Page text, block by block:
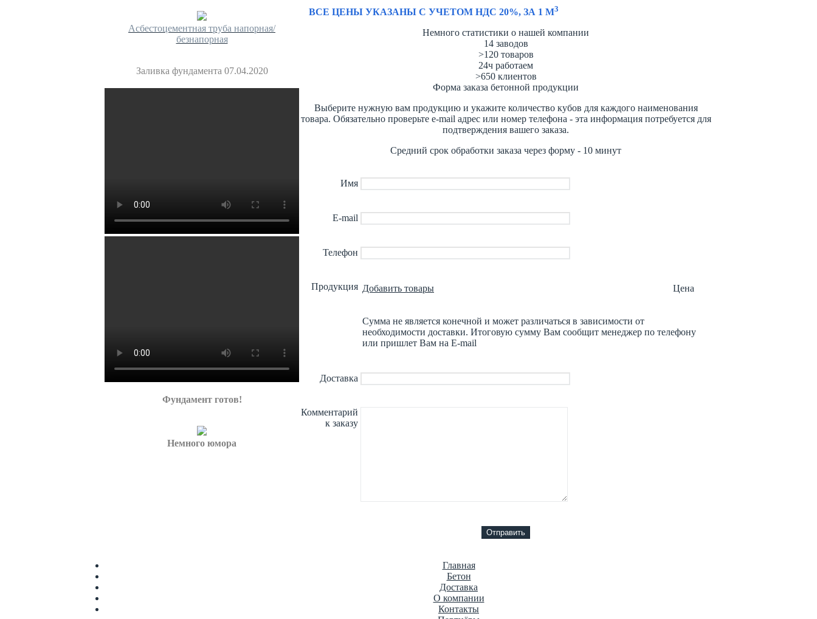
Асбестоцементная труба напорная/
безнапорная
Заливка фундамента 07.04.2020
Фундамент готов!
Немного юмора
ВСЕ ЦЕНЫ УКАЗАНЫ С УЧЕТОМ НДС 20%, ЗА 1 М3
Немного статистики о нашей компании
14 заводов
>120 товаров
24ч работаем
>650 клиентов
Форма заказа бетонной продукции
Выберите нужную вам продукцию и укажите количество кубов для каждого наименования
товара. Обязательно проверьте e-mail адрес или номер телефона - эта информация потребуется для
подтверждения вашего заказа.
Средний срок обработки заказа через форму - 10 минут
Имя
E-mail
Телефон
Продукция Добавить товары Цена
Сумма не является конечной и может различаться в зависимости от
необходимости доставки. Итоговую сумму Вам сообщит менеджер по телефону
или пришлет Вам на E-mail
Доставка
Комментарий
к заказу
Главная
Бетон
Доставка
О компании
Контакты